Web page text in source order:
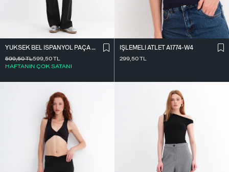
YÜKSEK BEL İ̇SPANYOL PAÇA TAYT TYT0048-E10
599,50TL
HAFTANIN ÇOK SATANI
599,50TL
İ̇ŞLEMELI ATLET A1774-W4
299,50TL